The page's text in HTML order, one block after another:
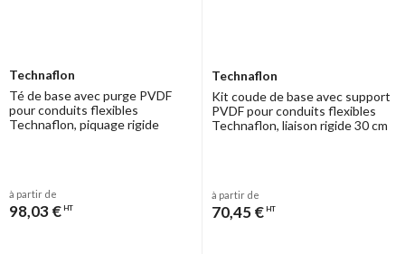
Technaflon
Té de base avec purge PVDF
pour conduits flexibles
Technaflon, piquage rigide
à partir de
98,03 € HT
Technaflon
Kit coude de base avec support
PVDF pour conduits flexibles
Technaflon, liaison rigide 30 cm
à partir de
70,45 € HT